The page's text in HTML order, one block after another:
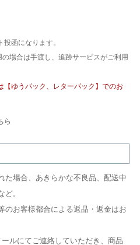
函になります。
場合は手渡し、追跡サービスがご利用
【ゆうパック、レターパック】でのお
ら
た場合、あきらかな不良品、配送中
。
のお客様都合による返品・返金はお
ルにてご連絡していただき、商品